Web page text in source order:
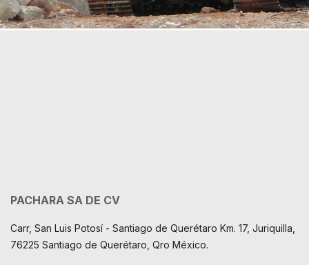
PACHARA SA DE CV
Carr, San Luis Potosí - Santiago de Querétaro Km. 17, Juriquilla,
76225 Santiago de Querétaro, Qro México.